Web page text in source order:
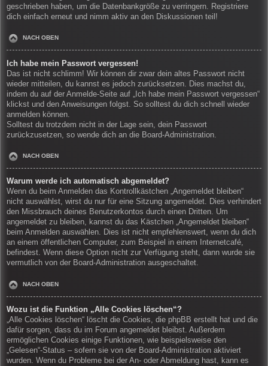
geschrieben haben, um die Datenbankgröße zu verringern. Registriere
dich einfach erneut und nimm aktiv an den Diskussionen teil!
NACH OBEN
Ich habe mein Passwort vergessen!
Das ist nicht schlimm! Wir können dir zwar dein altes Passwort nicht
wieder mitteilen, du kannst es jedoch zurücksetzen. Dies machst du,
indem du auf der Anmelde-Seite auf „Ich habe mein Passwort vergessen“
klickst und den Anweisungen folgst. So solltest du dich schnell wieder
anmelden können.
Solltest du trotzdem nicht in der Lage sein, dein Passwort
zurückzusetzen, so wende dich an die Board-Administration.
NACH OBEN
Warum werde ich automatisch abgemeldet?
Wenn du beim Anmelden das Kontrollkästchen „Angemeldet bleiben“
nicht auswählst, wirst du nur für eine Sitzung angemeldet. Dies verhindert
den Missbrauch deines Benutzerkontos durch einen Dritten. Um
angemeldet zu bleiben, kannst du das Kästchen „Angemeldet bleiben“
beim Anmelden auswählen. Dies ist nicht empfehlenswert, wenn du dich
an einem öffentlichen Computer, zum Beispiel in einem Internetcafé,
befindest. Wenn diese Option nicht zur Verfügung steht, dann wurde sie
vermutlich von der Board-Administration ausgeschaltet.
NACH OBEN
Wozu ist die Funktion „Alle Cookies löschen“?
„Alle Cookies löschen“ löscht die Cookies, die phpBB erstellt hat und die
dafür sorgen, dass du im Forum angemeldet bleibst. Außerdem
ermöglichen Cookies einige Funktionen, wie beispielsweise den
„Gelesen“-Status – sofern sie von der Board-Administration aktiviert
wurden. Wenn du Probleme bei der An- oder Abmeldung hast, kann es